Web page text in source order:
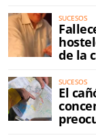
SUCESOS
de la
SUCESOS
El